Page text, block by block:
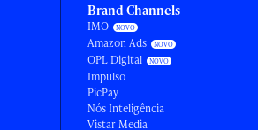
Brand Channels
IMO
Amazon Ads
OPL Digital
Impulso
PicPay
Nós Inteligência
Vistar Media